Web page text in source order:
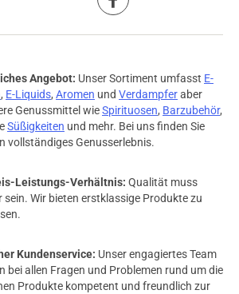
Angebot: Unser Sortiment umfasst E-
, E-Liquids, Aromen und Verdampferaber
Genussmittel wieSpirituosen, Barzubehör,
Süßigkeiten und mehr. Bei uns finden Sie
vollständiges Genusserlebnis.
Leistungs-Verhältnis: Qualität muss
sein. Wir bieten erstklassige Produkte zu
Kundenservice: Unser engagiertes Team
bei allen Fragen und Problemen rund um die
Produkte kompetent und freundlich zur